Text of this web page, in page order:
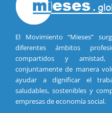
El Movimiento “Mieses”
diferentes ámbitos
compartidos y
conjuntamente de manera
ayudar a dignificar el
saludables, sostenibles y
empresas de economía social.